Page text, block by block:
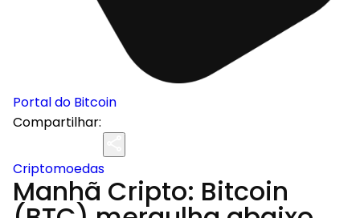
Portal do Bitcoin
Compartilhar:
Criptomoedas
Manhã Cripto: Bitcoin